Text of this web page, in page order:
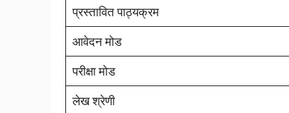
प्रस्तावित पाठ्यक्रम
आवेदन मोड
परीक्षा मोड
लेख श्रेणी